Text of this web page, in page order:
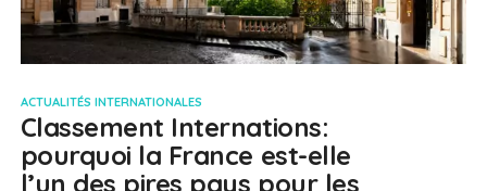
ACTUALITÉS INTERNATIONALES
Classement Internations:
pourquoi la France est-elle
l’un des pires pays pour les